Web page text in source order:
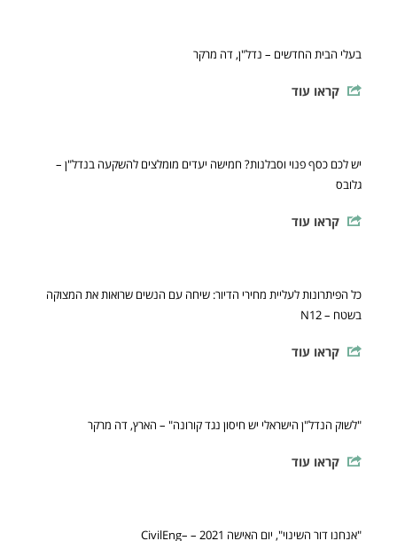
בעלי הבית החדשים – נדל"ן, דה מרקר
קראו עוד
יש לכם כסף פנוי וסבלנות? חמישה יעדים מומלצים להשקעה בנדל"ן –
גלובס
קראו עוד
כל הפיתרונות לעליית מחירי הדיור: שיחה עם הנשים שרואות את המצוקה
בשטח – N12
קראו עוד
"לשוק הנדל"ן הישראלי יש חיסון נגד קורונה" – הארץ, דה מרקר
קראו עוד
"אנחנו דור השינוי", יום האישה 2021 – –CivilEng